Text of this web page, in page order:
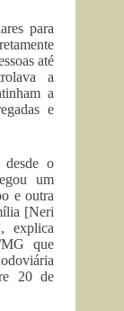
para
até
a
a
e
desde o
um
e outra
[Neri
explica
que
20 de